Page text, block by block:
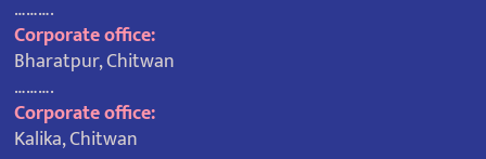
……….
Corporate office:
Bharatpur, Chitwan
……….
Corporate office:
Kalika, Chitwan